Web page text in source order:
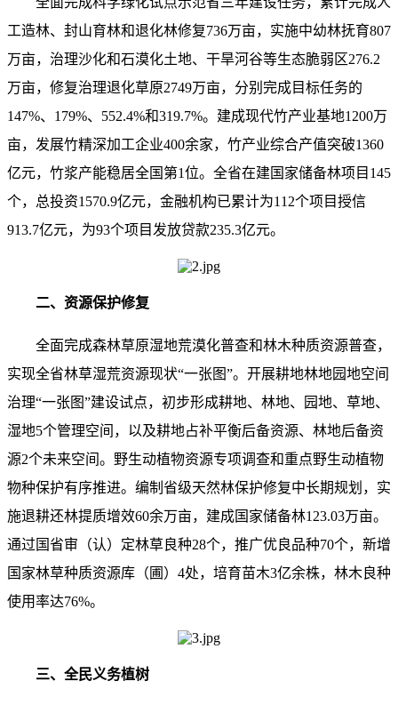
工造林、封山育林和退化林修复736万亩，实施中幼林抚育807
万亩，治理沙化和石漠化土地、干旱河谷等生态脆弱区276.2
万亩，修复治理退化草原2749万亩，分别完成目标任务的
147%、179%、552.4%和319.7%。建成现代竹产业基地1200万
亩，发展竹精深加工企业400余家，竹产业综合产值突破1360
亿元，竹浆产能稳居全国第1位。全省在建国家储备林项目145
个，总投资1570.9亿元，金融机构已累计为112个项目授信
913.7亿元，为93个项目发放贷款235.3亿元。
二、资源保护修复
全面完成森林草原湿地荒漠化普查和林木种质资源普查，
实现全省林草湿荒资源现状“一张图”。开展耕地林地园地空间
治理“一张图”建设试点，初步形成耕地、林地、园地、草地、
湿地5个管理空间，以及耕地占补平衡后备资源、林地后备资
源2个未来空间。野生动植物资源专项调查和重点野生动植物
物种保护有序推进。编制省级天然林保护修复中长期规划，实
施退耕还林提质增效60余万亩，建成国家储备林123.03万亩。
通过国省审（认）定林草良种28个，推广优良品种70个，新增
国家林草种质资源库（圃）4处，培育苗木3亿余株，林木良种
使用率达76%。
三、全民义务植树